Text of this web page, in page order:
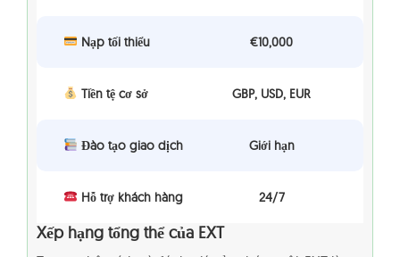
Nạp tối thiểu €10,000
Tiền tệ cơ sở GBP, USD, EUR
Đào tạo giao dịch Giới hạn
Hỗ trợ khách hàng 24/7
Xếp hạng tổng thể của EXT